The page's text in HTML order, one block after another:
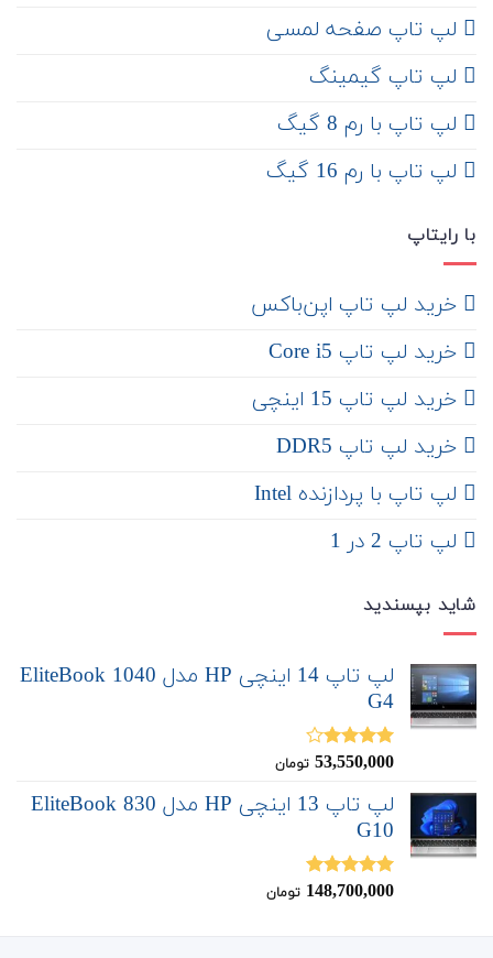
لپ تاپ صفحه لمسی
لپ تاپ گیمینگ
لپ تاپ با رم 8 گیگ
لپ تاپ با رم 16 گیگ
با رایتاپ
‌ خرید لپ تاپ اپن‌باکس
خرید لپ تاپ Core i5
‌‌ خرید لپ تاپ 15 اینچی
خرید لپ تاپ DDR5
لپ تاپ با پردازنده Intel
لپ تاپ 2 در 1
شاید بپسندید
لپ تاپ 14 اینچی HP مدل EliteBook 1040
G4
نمره
53,550,000 تومان
لپ تاپ 13 اینچی HP مدل EliteBook 830
G10
نمره5.00
148,700,000 تومان